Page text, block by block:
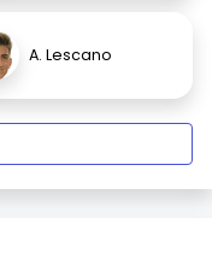
A. Lescano